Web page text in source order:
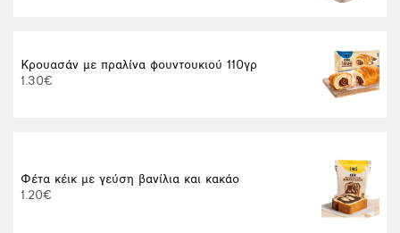
Κρουασάν με πραλίνα φουντουκιού 110γρ
1.30€
Φέτα κέικ με γεύση βανίλια και κακάο
1.20€